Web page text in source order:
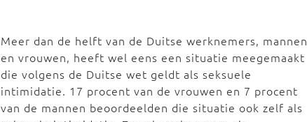
Meer dan de helft van de Duitse werknemers, mannen
en vrouwen, heeft wel eens een situatie meegemaakt
die volgens de Duitse wet geldt als seksuele
intimidatie. 17 procent van de vrouwen en 7 procent
van de mannen beoordeelden die situatie ook zelf als